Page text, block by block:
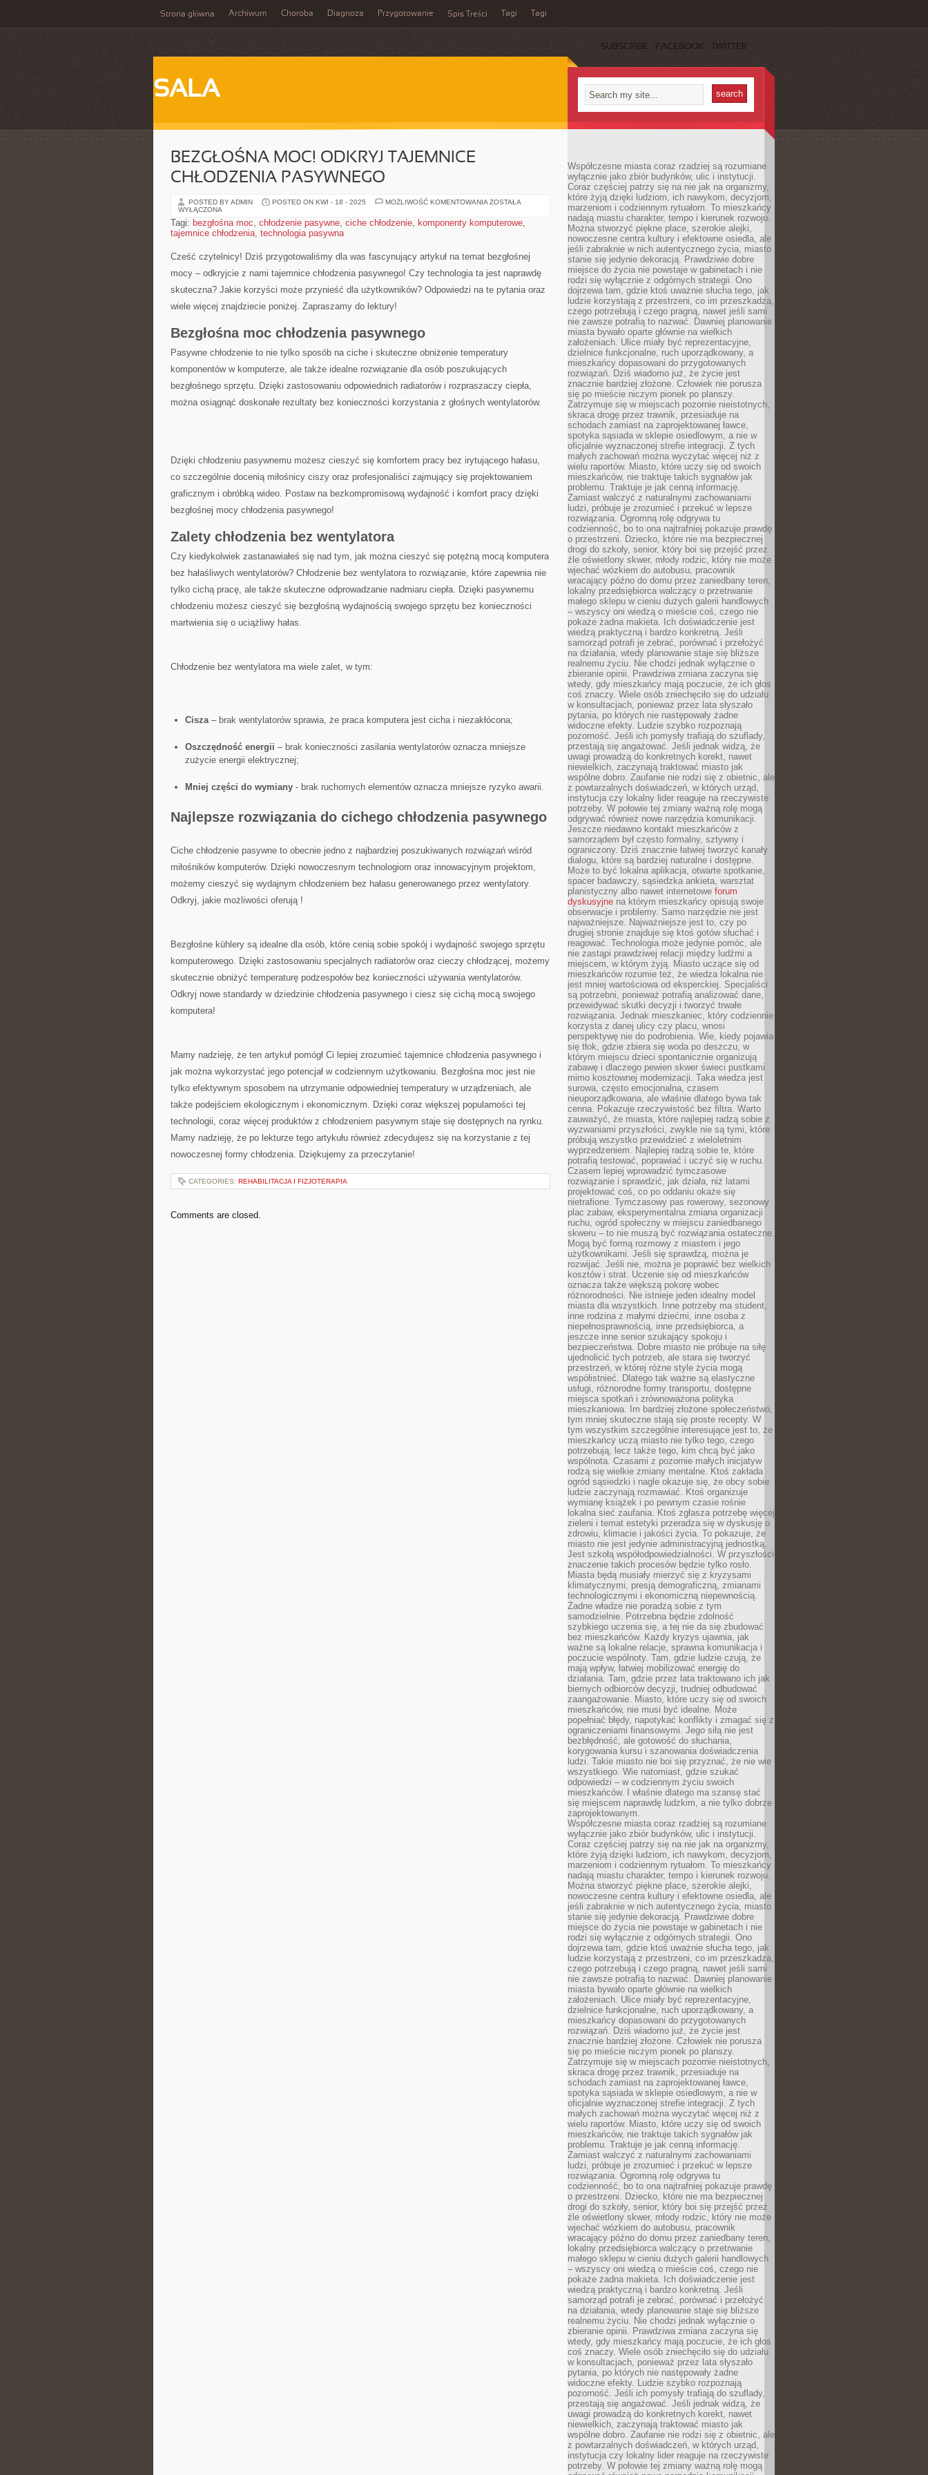
Strona główna Archiwum Choroba Diagnoza Przygotowanie Spis Treści Tagi Tagi
SUBSCRIBE FACEBOOK TWITTER
SALA
BEZGŁOŚNA MOC! ODKRYJ TAJEMNICE
CHŁODZENIA PASYWNEGO
POSTED BY ADMIN POSTED ON KWI - 18 - 2025 MOŻLIWOŚĆ KOMENTOWANIA BEZGŁOŚNA
TAJEMNICE
ZOSTAŁA
WYŁĄCZONA
Tagi: bezgłośna moc, chłodzenie pasywne, ciche chłodzenie, komponenty komputerowe,
tajemnice chłodzenia, technologia pasywna
Cześć czytelnicy! Dziś ​przygotowaliśmy dla ⁤was fascynujący artykuł na temat‍ bezgłośnej
mocy – odkryjcie z nami ​tajemnice chłodzenia⁤ pasywnego!‍ Czy technologia ⁤ta jest naprawdę
skuteczna? ​Jakie korzyści może przynieść dla użytkowników? Odpowiedzi na te pytania oraz
wiele więcej znajdziecie poniżej. Zapraszamy ​do lektury!
Bezgłośna moc ⁤chłodzenia pasywnego
Pasywne chłodzenie to nie tylko sposób na ciche i skuteczne ⁢obniżenie temperatury
komponentów w komputerze, ⁢ale także idealne rozwiązanie dla osób poszukujących
bezgłośnego sprzętu. Dzięki zastosowaniu ⁣odpowiednich radiatorów i⁤ rozpraszaczy ciepła,
można osiągnąć doskonałe rezultaty bez konieczności korzystania z głośnych wentylatorów.
Dzięki chłodzeniu‌ pasywnemu możesz cieszyć⁣ się komfortem pracy bez‍ irytującego⁣ hałasu,
co szczególnie docenią miłośnicy ciszy oraz profesjonaliści zajmujący się projektowaniem
graficznym​ i obróbką wideo. ‌Postaw na bezkompromisową‍ wydajność i komfort ‌pracy dzięki
bezgłośnej mocy chłodzenia ⁣pasywnego!
Zalety chłodzenia bez wentylatora
Czy kiedykolwiek zastanawiałeś ⁣się nad tym, jak można cieszyć się potężną mocą ⁤komputera
bez hałaśliwych wentylatorów? Chłodzenie bez wentylatora⁣ to rozwiązanie, które zapewnia nie
tylko cichą pracę, ale ⁤także ⁣skuteczne odprowadzanie nadmiaru ‌ciepła. Dzięki pasywnemu
chłodzeniu⁤ możesz cieszyć się‌ bezgłośną wydajnością swojego sprzętu bez konieczności
martwienia⁤ się o uciążliwy hałas.
Chłodzenie bez ‌wentylatora ma ⁣wiele zalet, w tym:
Cisza– brak wentylatorów sprawia, że praca ⁣komputera ⁢jest cicha i niezakłócona;
Oszczędność energii – brak konieczności zasilania wentylatorów oznacza ‌mniejsze
zużycie energii ​elektrycznej;
Mniej⁢ części do ⁣wymiany‍- brak ruchomych elementów ‍oznacza mniejsze ryzyko awarii.
Najlepsze rozwiązania⁣ do cichego chłodzenia‌ pasywnego
Ciche ​chłodzenie pasywne ​to obecnie‍ jedno z najbardziej poszukiwanych rozwiązań wśród
miłośników komputerów. ‌Dzięki nowoczesnym ⁣technologiom oraz innowacyjnym projektom,
możemy cieszyć ‍się wydajnym chłodzeniem bez hałasu​ generowanego ⁣przez​ wentylatory.
Odkryj, jakie⁢ możliwości oferują !
Bezgłośne kühlery są⁤ idealne dla‌ osób, które cenią‌ sobie spokój i‌ wydajność swojego sprzętu
komputerowego. Dzięki zastosowaniu specjalnych radiatorów oraz cieczy ⁣chłodzącej, możemy‌
skutecznie obniżyć temperaturę podzespołów bez konieczności używania wentylatorów.
Odkryj nowe standardy w dziedzinie chłodzenia ⁣pasywnego i ciesz się cichą ‍mocą ‍swojego
komputera!
Mamy ‌nadzieję,‍ że ten artykuł pomógł‍ Ci lepiej zrozumieć tajemnice chłodzenia pasywnego i
jak można wykorzystać jego⁤ potencjał w codziennym ⁣użytkowaniu. Bezgłośna⁢ moc jest nie
tylko efektywnym ‌sposobem na utrzymanie odpowiedniej temperatury w urządzeniach, ale​
także‌ podejściem ekologicznym i ekonomicznym. Dzięki coraz większej popularności tej​
technologii, ⁤coraz więcej⁢ produktów ‍z chłodzeniem pasywnym staje się dostępnych na rynku.
Mamy nadzieję, że po lekturze ‍tego artykułu również ⁣zdecydujesz ​się ‍na korzystanie z ⁤tej⁣
nowoczesnej formy chłodzenia. Dziękujemy za przeczytanie!
CATEGORIES: REHABILITACJA I FIZJOTERAPIA
Comments are closed.
Współczesne miasta coraz rzadziej są rozumiane
wyłącznie jako zbiór budynków, ulic i instytucji.
Coraz częściej patrzy się na nie jak na organizmy,
które żyją dzięki ludziom, ich nawykom, decyzjom,
marzeniom i codziennym rytuałom. To mieszkańcy
nadają miastu charakter, tempo i kierunek rozwoju.
Można stworzyć piękne place, szerokie alejki,
nowoczesne centra kultury i efektowne osiedla, ale
jeśli zabraknie w nich autentycznego życia, miasto
stanie się jedynie dekoracją. Prawdziwie dobre
miejsce do życia nie powstaje w gabinetach i nie
rodzi się wyłącznie z odgórnych strategii. Ono
dojrzewa tam, gdzie ktoś uważnie słucha tego, jak
ludzie korzystają z przestrzeni, co im przeszkadza,
czego potrzebują i czego pragną, nawet jeśli sami
nie zawsze potrafią to nazwać. Dawniej planowanie
miasta bywało oparte głównie na wielkich
założeniach. Ulice miały być reprezentacyjne,
dzielnice funkcjonalne, ruch uporządkowany, a
mieszkańcy dopasowani do przygotowanych
rozwiązań. Dziś wiadomo już, że życie jest
znacznie bardziej złożone. Człowiek nie porusza
się po mieście niczym pionek po planszy.
Zatrzymuje się w miejscach pozornie nieistotnych,
skraca drogę przez trawnik, przesiaduje na
schodach zamiast na zaprojektowanej ławce,
spotyka sąsiada w sklepie osiedlowym, a nie w
oficjalnie wyznaczonej strefie integracji. Z tych
małych zachowań można wyczytać więcej niż z
wielu raportów. Miasto, które uczy się od swoich
mieszkańców, nie traktuje takich sygnałów jak
problemu. Traktuje je jak cenną informację.
Zamiast walczyć z naturalnymi zachowaniami
ludzi, próbuje je zrozumieć i przekuć w lepsze
rozwiązania. Ogromną rolę odgrywa tu
codzienność, bo to ona najtrafniej pokazuje prawdę
o przestrzeni. Dziecko, które nie ma bezpiecznej
drogi do szkoły, senior, który boi się przejść przez
źle oświetlony skwer, młody rodzic, który nie może
wjechać wózkiem do autobusu, pracownik
wracający późno do domu przez zaniedbany teren,
lokalny przedsiębiorca walczący o przetrwanie
małego sklepu w cieniu dużych galerii handlowych
– wszyscy oni wiedzą o mieście coś, czego nie
pokaże żadna makieta. Ich doświadczenie jest
wiedzą praktyczną i bardzo konkretną. Jeśli
samorząd potrafi je zebrać, porównać i przełożyć
na działania, wtedy planowanie staje się bliższe
realnemu życiu. Nie chodzi jednak wyłącznie o
zbieranie opinii. Prawdziwa zmiana zaczyna się
wtedy, gdy mieszkańcy mają poczucie, że ich głos
coś znaczy. Wiele osób zniechęciło się do udziału
w konsultacjach, ponieważ przez lata słyszało
pytania, po których nie następowały żadne
widoczne efekty. Ludzie szybko rozpoznają
pozorność. Jeśli ich pomysły trafiają do szuflady,
przestają się angażować. Jeśli jednak widzą, że
uwagi prowadzą do konkretnych korekt, nawet
niewielkich, zaczynają traktować miasto jak
wspólne dobro. Zaufanie nie rodzi się z obietnic, ale
z powtarzalnych doświadczeń, w których urząd,
instytucja czy lokalny lider reaguje na rzeczywiste
potrzeby. W połowie tej zmiany ważną rolę mogą
odgrywać również nowe narzędzia komunikacji.
Jeszcze niedawno kontakt mieszkańców z
samorządem był często formalny, sztywny i
ograniczony. Dziś znacznie łatwiej tworzyć kanały
dialogu, które są bardziej naturalne i dostępne.
Może to być lokalna aplikacja, otwarte spotkanie,
spacer badawczy, sąsiedzka ankieta, warsztat
planistyczny albo nawet internetowe forum
dyskusyjne na którym mieszkańcy opisują swoje
obserwacje i problemy. Samo narzędzie nie jest
najważniejsze. Najważniejsze jest to, czy po
drugiej stronie znajduje się ktoś gotów słuchać i
reagować. Technologia może jedynie pomóc, ale
nie zastąpi prawdziwej relacji między ludźmi a
miejscem, w którym żyją. Miasto uczące się od
mieszkańców rozumie też, że wiedza lokalna nie
jest mniej wartościowa od eksperckiej. Specjaliści
są potrzebni, ponieważ potrafią analizować dane,
przewidywać skutki decyzji i tworzyć trwałe
rozwiązania. Jednak mieszkaniec, który codziennie
korzysta z danej ulicy czy placu, wnosi
perspektywę nie do podrobienia. Wie, kiedy pojawia
się tłok, gdzie zbiera się woda po deszczu, w
którym miejscu dzieci spontanicznie organizują
zabawę i dlaczego pewien skwer świeci pustkami
mimo kosztownej modernizacji. Taka wiedza jest
surowa, często emocjonalna, czasem
nieuporządkowana, ale właśnie dlatego bywa tak
cenna. Pokazuje rzeczywistość bez filtra. Warto
zauważyć, że miasta, które najlepiej radzą sobie z
wyzwaniami przyszłości, zwykle nie są tymi, które
próbują wszystko przewidzieć z wieloletnim
wyprzedzeniem. Najlepiej radzą sobie te, które
potrafią testować, poprawiać i uczyć się w ruchu.
Czasem lepiej wprowadzić tymczasowe
rozwiązanie i sprawdzić, jak działa, niż latami
projektować coś, co po oddaniu okaże się
nietrafione. Tymczasowy pas rowerowy, sezonowy
plac zabaw, eksperymentalna zmiana organizacji
ruchu, ogród społeczny w miejscu zaniedbanego
skweru – to nie muszą być rozwiązania ostateczne.
Mogą być formą rozmowy z miastem i jego
użytkownikami. Jeśli się sprawdzą, można je
rozwijać. Jeśli nie, można je poprawić bez wielkich
kosztów i strat. Uczenie się od mieszkańców
oznacza także większą pokorę wobec
różnorodności. Nie istnieje jeden idealny model
miasta dla wszystkich. Inne potrzeby ma student,
inne rodzina z małymi dziećmi, inne osoba z
niepełnosprawnością, inne przedsiębiorca, a
jeszcze inne senior szukający spokoju i
bezpieczeństwa. Dobre miasto nie próbuje na siłę
ujednolicić tych potrzeb, ale stara się tworzyć
przestrzeń, w której różne style życia mogą
współistnieć. Dlatego tak ważne są elastyczne
usługi, różnorodne formy transportu, dostępne
miejsca spotkań i zrównoważona polityka
mieszkaniowa. Im bardziej złożone społeczeństwo,
tym mniej skuteczne stają się proste recepty. W
tym wszystkim szczególnie interesujące jest to, że
mieszkańcy uczą miasto nie tylko tego, czego
potrzebują, lecz także tego, kim chcą być jako
wspólnota. Czasami z pozornie małych inicjatyw
rodzą się wielkie zmiany mentalne. Ktoś zakłada
ogród sąsiedzki i nagle okazuje się, że obcy sobie
ludzie zaczynają rozmawiać. Ktoś organizuje
wymianę książek i po pewnym czasie rośnie
lokalna sieć zaufania. Ktoś zgłasza potrzebę więcej
zieleni i temat estetyki przeradza się w dyskusję o
zdrowiu, klimacie i jakości życia. To pokazuje, że
miasto nie jest jedynie administracyjną jednostką.
Jest szkołą współodpowiedzialności. W przyszłości
znaczenie takich procesów będzie tylko rosło.
Miasta będą musiały mierzyć się z kryzysami
klimatycznymi, presją demograficzną, zmianami
technologicznymi i ekonomiczną niepewnością.
Żadne władze nie poradzą sobie z tym
samodzielnie. Potrzebna będzie zdolność
szybkiego uczenia się, a tej nie da się zbudować
bez mieszkańców. Każdy kryzys ujawnia, jak
ważne są lokalne relacje, sprawna komunikacja i
poczucie wspólnoty. Tam, gdzie ludzie czują, że
mają wpływ, łatwiej mobilizować energię do
działania. Tam, gdzie przez lata traktowano ich jak
biernych odbiorców decyzji, trudniej odbudować
zaangażowanie. Miasto, które uczy się od swoich
mieszkańców, nie musi być idealne. Może
popełniać błędy, napotykać konflikty i zmagać się z
ograniczeniami finansowymi. Jego siłą nie jest
bezbłędność, ale gotowość do słuchania,
korygowania kursu i szanowania doświadczenia
ludzi. Takie miasto nie boi się przyznać, że nie wie
wszystkiego. Wie natomiast, gdzie szukać
odpowiedzi – w codziennym życiu swoich
mieszkańców. I właśnie dlatego ma szansę stać
się miejscem naprawdę ludzkim, a nie tylko dobrze
zaprojektowanym.
Współczesne miasta coraz rzadziej są rozumiane
wyłącznie jako zbiór budynków, ulic i instytucji.
Coraz częściej patrzy się na nie jak na organizmy,
które żyją dzięki ludziom, ich nawykom, decyzjom,
marzeniom i codziennym rytuałom. To mieszkańcy
nadają miastu charakter, tempo i kierunek rozwoju.
Można stworzyć piękne place, szerokie alejki,
nowoczesne centra kultury i efektowne osiedla, ale
jeśli zabraknie w nich autentycznego życia, miasto
stanie się jedynie dekoracją. Prawdziwie dobre
miejsce do życia nie powstaje w gabinetach i nie
rodzi się wyłącznie z odgórnych strategii. Ono
dojrzewa tam, gdzie ktoś uważnie słucha tego, jak
ludzie korzystają z przestrzeni, co im przeszkadza,
czego potrzebują i czego pragną, nawet jeśli sami
nie zawsze potrafią to nazwać. Dawniej planowanie
miasta bywało oparte głównie na wielkich
założeniach. Ulice miały być reprezentacyjne,
dzielnice funkcjonalne, ruch uporządkowany, a
mieszkańcy dopasowani do przygotowanych
rozwiązań. Dziś wiadomo już, że życie jest
znacznie bardziej złożone. Człowiek nie porusza
się po mieście niczym pionek po planszy.
Zatrzymuje się w miejscach pozornie nieistotnych,
skraca drogę przez trawnik, przesiaduje na
schodach zamiast na zaprojektowanej ławce,
spotyka sąsiada w sklepie osiedlowym, a nie w
oficjalnie wyznaczonej strefie integracji. Z tych
małych zachowań można wyczytać więcej niż z
wielu raportów. Miasto, które uczy się od swoich
mieszkańców, nie traktuje takich sygnałów jak
problemu. Traktuje je jak cenną informację.
Zamiast walczyć z naturalnymi zachowaniami
ludzi, próbuje je zrozumieć i przekuć w lepsze
rozwiązania. Ogromną rolę odgrywa tu
codzienność, bo to ona najtrafniej pokazuje prawdę
o przestrzeni. Dziecko, które nie ma bezpiecznej
drogi do szkoły, senior, który boi się przejść przez
źle oświetlony skwer, młody rodzic, który nie może
wjechać wózkiem do autobusu, pracownik
wracający późno do domu przez zaniedbany teren,
lokalny przedsiębiorca walczący o przetrwanie
małego sklepu w cieniu dużych galerii handlowych
– wszyscy oni wiedzą o mieście coś, czego nie
pokaże żadna makieta. Ich doświadczenie jest
wiedzą praktyczną i bardzo konkretną. Jeśli
samorząd potrafi je zebrać, porównać i przełożyć
na działania, wtedy planowanie staje się bliższe
realnemu życiu. Nie chodzi jednak wyłącznie o
zbieranie opinii. Prawdziwa zmiana zaczyna się
wtedy, gdy mieszkańcy mają poczucie, że ich głos
coś znaczy. Wiele osób zniechęciło się do udziału
w konsultacjach, ponieważ przez lata słyszało
pytania, po których nie następowały żadne
widoczne efekty. Ludzie szybko rozpoznają
pozorność. Jeśli ich pomysły trafiają do szuflady,
przestają się angażować. Jeśli jednak widzą, że
uwagi prowadzą do konkretnych korekt, nawet
niewielkich, zaczynają traktować miasto jak
wspólne dobro. Zaufanie nie rodzi się z obietnic, ale
z powtarzalnych doświadczeń, w których urząd,
instytucja czy lokalny lider reaguje na rzeczywiste
potrzeby. W połowie tej zmiany ważną rolę mogą